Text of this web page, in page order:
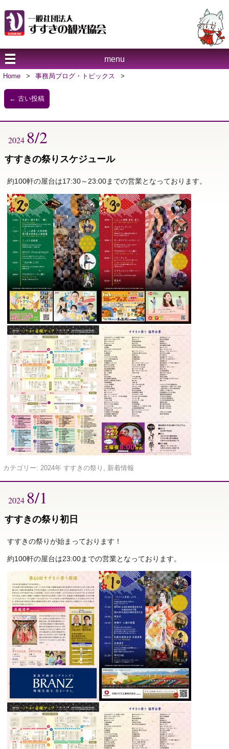
menu
Home > 事務局ブログ・トピックス >
← 古い投稿
2024 8/2
すすきの祭りスケジュール
約100軒の屋台は17:30～23:00までの営業となっております。
カテゴリー: 2024年 すすきの祭り 新着情報
2024 8/1
すすきの祭り初日
すすきの祭りが始まっております！
約100軒の屋台は23:00までの営業となっております。